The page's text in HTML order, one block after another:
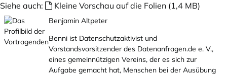
Siehe auch:
Kleine Vorschau auf die Folien (1,4 MB)
Benjamin Altpeter
Benni ist Datenschutzaktivist und
Vorstandsvorsitzender des Datenanfragen.de e. V.,
eines gemeinnützigen Vereins, der es sich zur
Aufgabe gemacht hat, Menschen bei der Ausübung